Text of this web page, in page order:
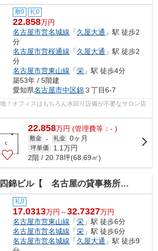
敷0 礼0
22.858万円
名古屋市営名城線 「久屋大通 」駅 徒歩2
分
名古屋市営桜通線 「久屋大通 」駅 徒歩2
分
名古屋市営東山線 「栄 」駅 徒歩4分
築53年 / 5階建
愛知県名古屋市中区錦３丁目6-7
！オフィスはもちろん水回り設備が不要なサロン店
22.858万円 (管理費等：- )
敷金 - 礼金 0ヶ月
坪単価 1.1万円
2階 / 20.78坪(68.69㎡)
錦ビル【 名古屋の貸事務所・貸オフィス 】
礼0
17.0313万円～32.7327万円
名古屋市営東山線 「栄 」駅 徒歩6分
名古屋市営名城線 「栄 」駅 徒歩6分
名古屋市営名城線 「久屋大通 」駅 徒歩9